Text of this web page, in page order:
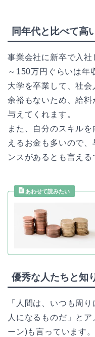
同年代と比べて高
事業会社に新卒で入
～150万円ぐらいは年
大学を卒業して、社
余裕もないため、給
与えてくれます。
また、自分のスキル
えるお金も多いので
ンスがあるとも言える
優秀な人たちと知
「人間は、いつも周
人になるものだ」と
ーン)も言っています。